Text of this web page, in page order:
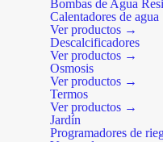
Bombas de Agua
Calentadores de agua
Ver productos →
Descalcificadores
Ver productos →
Osmosis
Ver productos →
Termos
Ver productos →
Jardín
Programadores de